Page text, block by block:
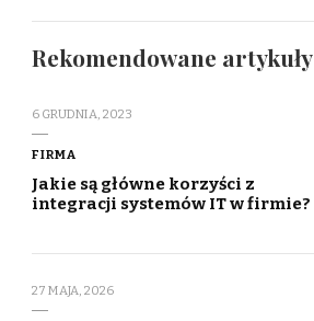
Rekomendowane artykuły
6 GRUDNIA, 2023
FIRMA
Jakie są główne korzyści z
integracji systemów IT w firmie?
27 MAJA, 2026